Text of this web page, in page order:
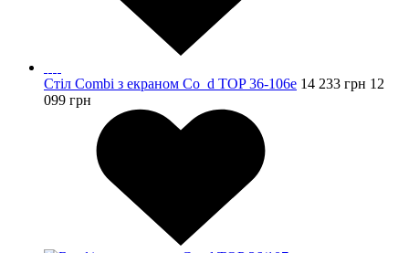
Стіл Combi з екраном Co_d TOP 36-106e 14 233 грн 12
099 грн